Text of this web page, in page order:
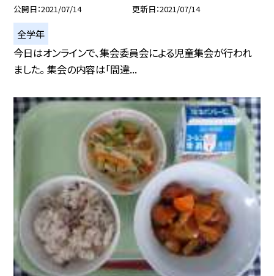
公開日 2021/07/14 更新日 2021/07/14
全学年
今日はオンラインで、集会委員会による児童集会が行われ
ました。 集会の内容は「間違...